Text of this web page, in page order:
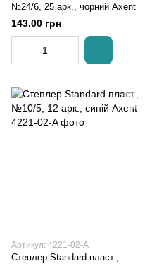
№24/6, 25 арк., чорний Axent
143.00 грн
Артикул: 4221-02-A
Степлер Standard пласт.,